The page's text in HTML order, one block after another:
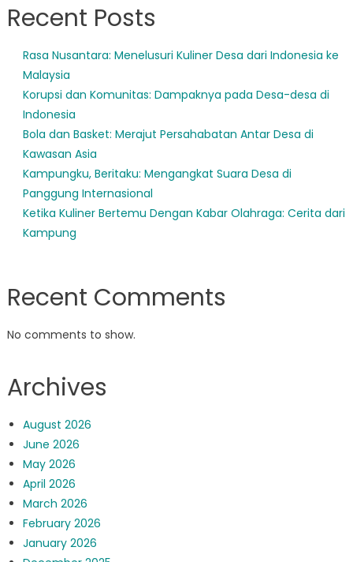
Recent Posts
Rasa Nusantara: Menelusuri Kuliner Desa dari Indonesia ke
Malaysia
Korupsi dan Komunitas: Dampaknya pada Desa-desa di
Indonesia
Bola dan Basket: Merajut Persahabatan Antar Desa di
Kawasan Asia
Kampungku, Beritaku: Mengangkat Suara Desa di
Panggung Internasional
Ketika Kuliner Bertemu Dengan Kabar Olahraga: Cerita dari
Kampung
Recent Comments
No comments to show.
Archives
August 2026
June 2026
May 2026
April 2026
March 2026
February 2026
January 2026